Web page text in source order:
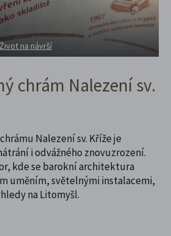
Život na návrší
chrám Nalezení sv.
Nalezení sv. Kříže je
i odvážného znovuzrození.
kde se barokní architektura
uměním, světelnými instalacemi,
na Litomyšl.